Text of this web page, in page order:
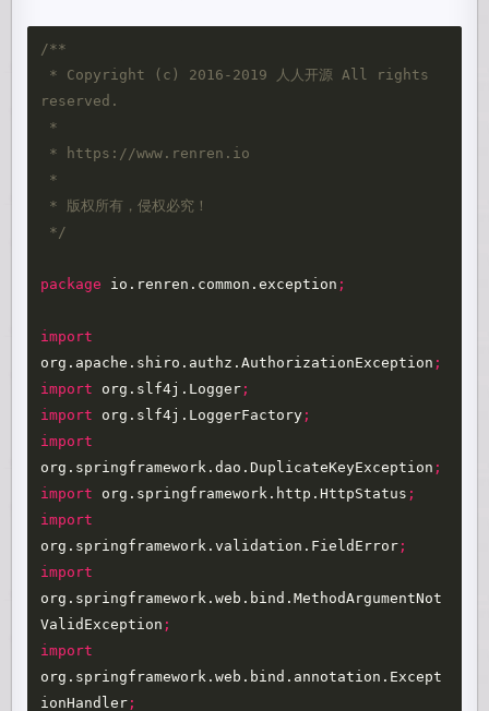
/**
reserved.
*/
package io.renren.common.exception ;
import
org.apache.shiro.authz.AuthorizationException ;
import
org.slf4j.Logger ;
import
org.slf4j.LoggerFactory ;
import
org.springframework.dao.DuplicateKeyException ;
import
org.springframework.http.HttpStatus ;
import
org.springframework.validation.FieldError ;
import
org.springframework.web.bind.MethodArgumentNot
ValidException ;
import
org.springframework.web.bind.annotation.Except
ionHandler ;